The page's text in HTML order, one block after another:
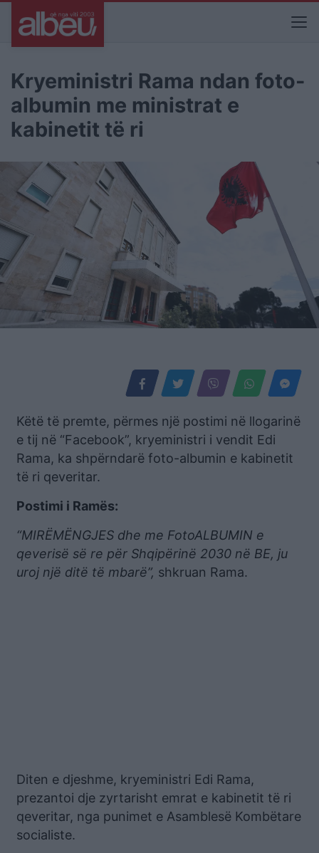
Kryeministri Rama ndan foto-
albumin me ministrat e
kabinetit të ri
Këtë të premte, përmes një postimi në llogarinë
e tij në “Facebook”, kryeministri i vendit Edi
Rama, ka shpërndarë foto-albumin e kabinetit
të ri qeveritar.
Postimi i Ramës:
“MIRËMËNGJES dhe me FotoALBUMIN e
qeverisë së re për Shqipërinë 2030 në BE, ju
uroj një ditë të mbarë”, shkruan Rama.
Diten e djeshme, kryeministri Edi Rama,
prezantoi dje zyrtarisht emrat e kabinetit të ri
qeveritar, nga punimet e Asamblesë Kombëtare
socialiste.